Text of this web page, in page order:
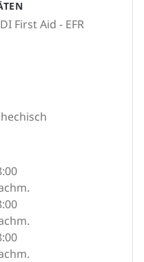
First Aid - EFR